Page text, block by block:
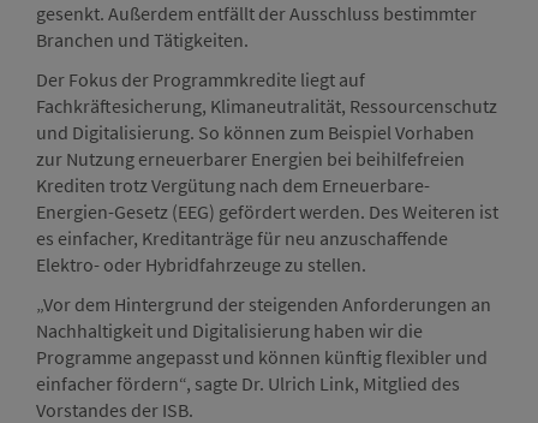
gesenkt. Außerdem entfällt der Ausschluss bestimmter
Branchen und Tätigkeiten.
Der Fokus der Programmkredite liegt auf
Fachkräftesicherung, Klimaneutralität, Ressourcenschutz
und Digitalisierung. So können zum Beispiel Vorhaben
zur Nutzung erneuerbarer Energien bei beihilfefreien
Krediten trotz Vergütung nach dem Erneuerbare-
Energien-Gesetz (EEG) gefördert werden. Des Weiteren ist
es einfacher, Kreditanträge für neu anzuschaffende
Elektro- oder Hybridfahrzeuge zu stellen.
„Vor dem Hintergrund der steigenden Anforderungen an
Nachhaltigkeit und Digitalisierung haben wir die
Programme angepasst und können künftig flexibler und
einfacher fördern“, sagte Dr. Ulrich Link, Mitglied des
Vorstandes der ISB.